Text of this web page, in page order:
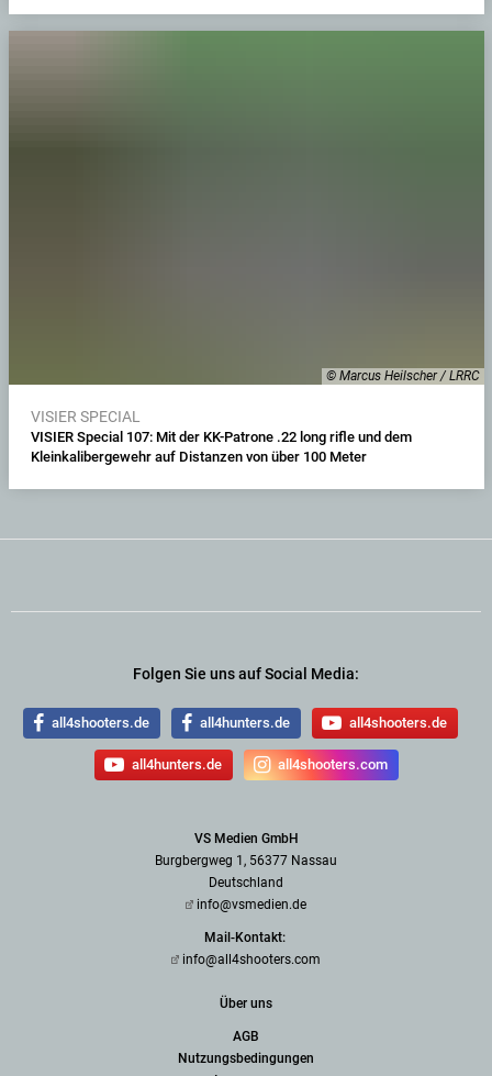
© Marcus Heilscher / LRRC
VISIER SPECIAL
VISIER Special 107: Mit der KK-Patrone .22 long rifle und dem
Kleinkalibergewehr auf Distanzen von über 100 Meter
Folgen Sie uns auf Social Media:
all4shooters.de all4hunters.de all4shooters.de
all4hunters.de all4shooters.com
VS Medien GmbH
Burgbergweg 1, 56377 Nassau
Deutschland
info@vsmedien.de
Mail-Kontakt:
info@all4shooters.com
Über uns
AGB
Nutzungsbedingungen